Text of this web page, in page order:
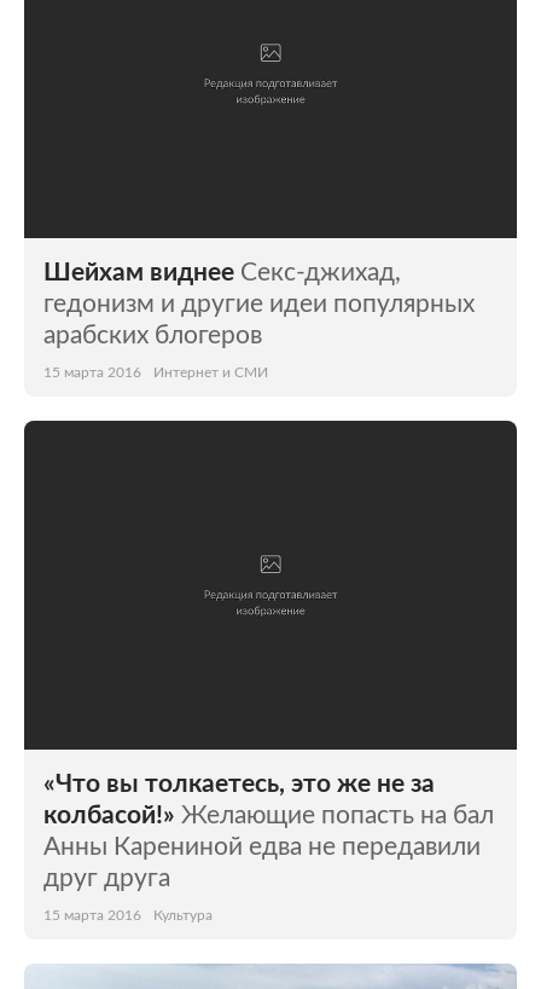
Шейхам виднее Секс-джихад,
гедонизм и другие идеи популярных
арабских блогеров
15 марта 2016 Интернет и СМИ
«Что вы толкаетесь, это же не за
колбасой!» Желающие попасть на бал
Анны Карениной едва не передавили
друг друга
15 марта 2016 Культура